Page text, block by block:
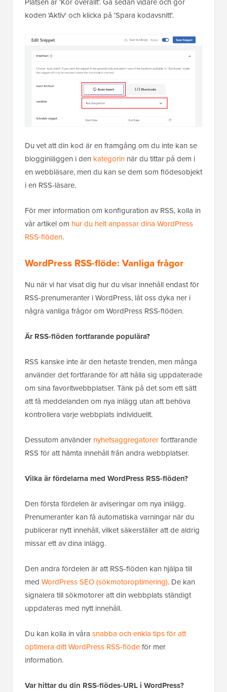
koden 'Aktiv' och klicka på 'Spara kodavsnitt'.
Du vet att din kod är en framgång om du inte kan se
blogginläggen i den kategorin när du tittar på dem i
en webbläsare, men du kan se dem som flödesobjekt
i en RSS-läsare.
För mer information om konfiguration av RSS, kolla in
vår artikel om hur du helt anpassar dina WordPress
RSS-flöden.
WordPress RSS-flöde: Vanliga frågor
Nu när vi har visat dig hur du visar innehåll endast för
RSS-prenumeranter i WordPress, låt oss dyka ner i
några vanliga frågor om WordPress RSS-flöden.
Är RSS-flöden fortfarande populära?
RSS kanske inte är den hetaste trenden, men många
använder det fortfarande för att hålla sig uppdaterade
om sina favoritwebbplatser. Tänk på det som ett sätt
att få meddelanden om nya inlägg utan att behöva
kontrollera varje webbplats individuellt.
Dessutom använder nyhetsaggregatorerfortfarande
RSS för att hämta innehåll från andra webbplatser.
Vilka är fördelarna med WordPress RSS-flöden?
Den första fördelen är aviseringar om nya inlägg.
Prenumeranter kan få automatiska varningar när du
publicerar nytt innehåll, vilket säkerställer att de aldrig
missar ett av dina inlägg.
Den andra fördelen är att RSS-flöden kan hjälpa till
med WordPress SEO (sökmotoroptimering). De kan
signalera till sökmotorer att din webbplats ständigt
uppdateras med nytt innehåll.
Du kan kolla in våra snabba och enkla tips för att
optimera ditt WordPress RSS-flödeför mer
information.
Var hittar du din RSS-flödes-URL i WordPress?